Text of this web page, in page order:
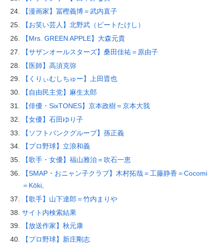
【漫画家】冨樫義博＝武内直子
【お笑い芸人】北野武（ビートたけし）
【Mrs. GREEN APPLE】大森元貴
【サザンオールスターズ】桑田佳祐＝原由子
【医師】高須克弥
【くりぃむしちゅー】上田晋也
【自由民主党】麻生太郎
【俳優・SixTONES】京本政樹＝京本大我
【女優】石田ゆり子
【ソフトバンクグループ】孫正義
【プロ野球】立浪和義
【歌手・女優】福山雅治＝吹石一恵
【SMAP・おニャン子クラブ】木村拓哉＝工藤静香＝Cocomi
＝Kōki,
【歌手】山下達郎＝竹内まりや
サイト内検索結果
【放送作家】秋元康
【プロ野球】新庄剛志